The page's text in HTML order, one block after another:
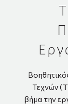
Τεχνών
βήμα την